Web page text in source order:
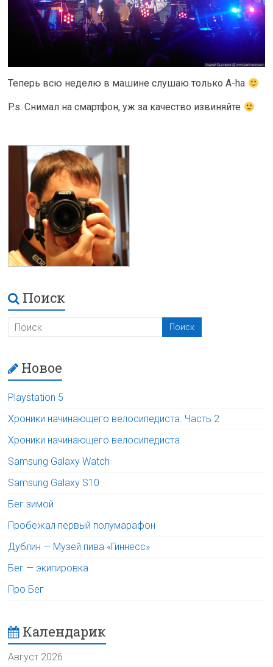
Теперь всю неделю в машине слушаю только A-ha
P.s. Снимал на смартфон, уж за качество извиняйте
Поиск
Новое
Playstation 5
Хроники начинающего велосипедиста. Часть 2
Хроники начинающего велосипедиста
Samsung Galaxy Watch
Samsung Galaxy S10
Бег зимой
Пробежал первый полумарафон
Дублин — Музей пива «Гиннесс»
Бег — экипировка
Про Бег
Календарик
Август 2026